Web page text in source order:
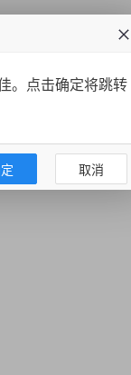
。点击确定将跳转
取消